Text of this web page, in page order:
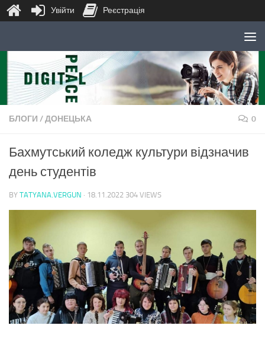
Skip to content
БЛОГИ /ДОНЕЦЬКА 0
Бахмутський коледж культури відзначив
день студентів
BY TATYANA.VERGUN · 18.11.2022 304 VIEWS
Увійти Реєстрація